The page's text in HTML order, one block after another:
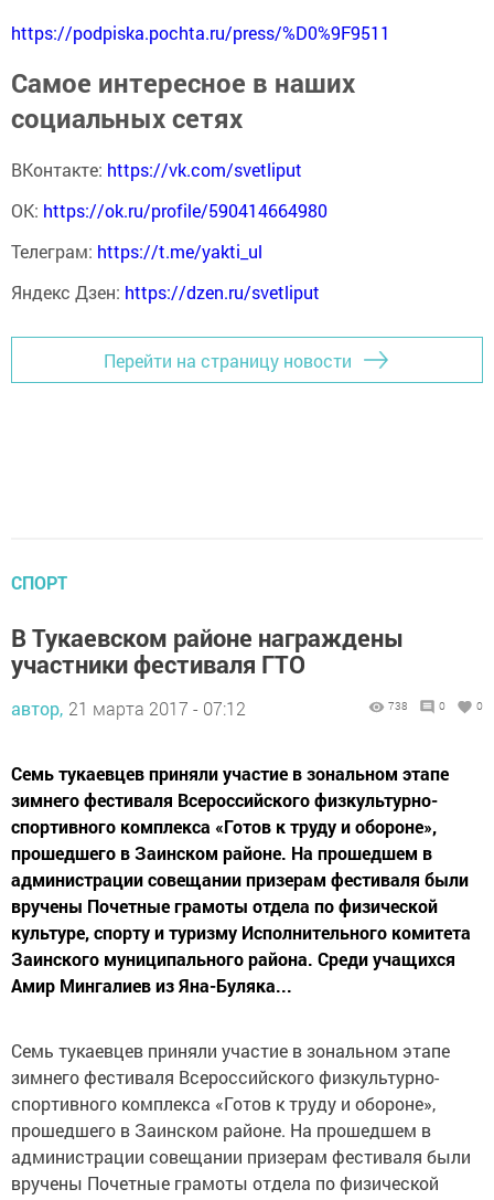
https://podpiska.pochta.ru/press/%D0%9F9511
Самое интересное в наших
социальных сетях
ВКонтакте: https://vk.com/svetliput
ОК: https://ok.ru/profile/590414664980
Телеграм: https://t.me/yakti_ul
Яндекс Дзен: https://dzen.ru/svetliput
Перейти на страницу новости
СПОРТ
В Тукаевском районе награждены
участники фестиваля ГТО
автор, 21 марта 2017 - 07:12 738 0 0
Семь тукаевцев приняли участие в зональном этапе
зимнего фестиваля Всероссийского физкультурно-
спортивного комплекса «Готов к труду и обороне»,
прошедшего в Заинском районе. На прошедшем в
администрации совещании призерам фестиваля были
вручены Почетные грамоты отдела по физической
культуре, спорту и туризму Исполнительного комитета
Заинского муниципального района. Среди учащихся
Амир Мингалиев из Яна-Буляка...
Семь тукаевцев приняли участие в зональном этапе
зимнего фестиваля Всероссийского физкультурно-
спортивного комплекса «Готов к труду и обороне»,
прошедшего в Заинском районе. На прошедшем в
администрации совещании призерам фестиваля были
вручены Почетные грамоты отдела по физической